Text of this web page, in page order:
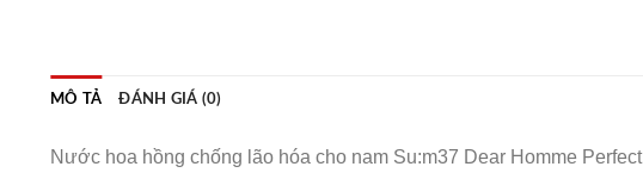
MÔ TẢ ĐÁNH GIÁ (0)
Nước hoa hồng chống lão hóa cho nam Su:m37 Dear Homme Perfect